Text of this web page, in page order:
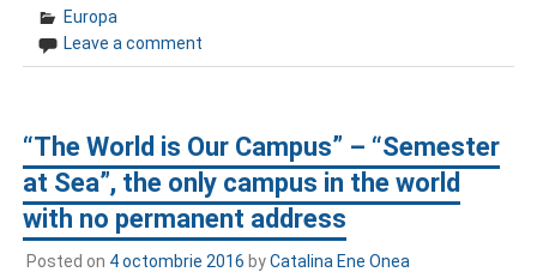
Europa
Leave a comment
“The World is Our Campus” – “Semester
at Sea”, the only campus in the world
with no permanent address
Posted on 4 octombrie 2016 byCatalina Ene Onea